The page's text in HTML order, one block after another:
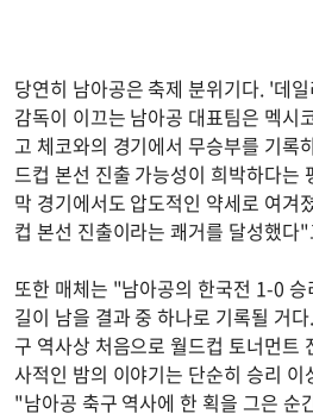
당연히 남아공은 축제 분위기다. '데
감독이 이끄는 남아공 대표팀은 멕시
고 체코와의 경기에서 무승부를 기록
드컵 본선 진출 가능성이 희박하다는
막 경기에서도 압도적인 약세로 여겨
컵 본선 진출이라는 쾌거를 달성했다
또한 매체는 "남아공의 한국전 1-0 승
길이 남을 결과 중 하나로 기록될 거
구 역사상 처음으로 월드컵 토너먼트
사적인 밤의 이야기는 단순히 승리
"남아공 축구 역사에 한 획을 그은 순